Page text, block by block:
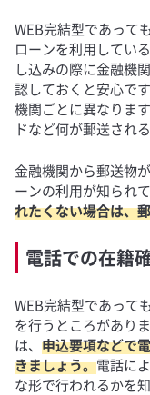
WEB完結型であって
ローンを利用してい
し込みの際に金融機
認しておくと安心で
機関ごとに異なりま
ドなど何が郵送され
金融機関から郵送物
ーンの利用が知られ
れたくない場合は、
電話での在籍
WEB完結型であって
を行うところがあり
は、 申込要項などで
きましょう。電話に
な形で行われるかを